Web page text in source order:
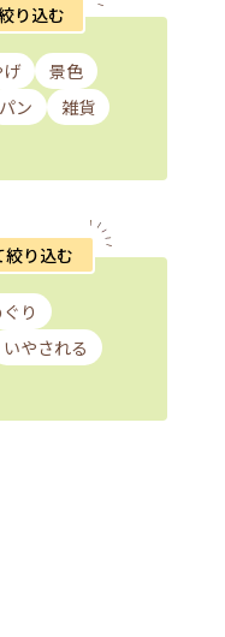
り込む
げ
景色
パン
雑貨
絞り込む
り
いやされる